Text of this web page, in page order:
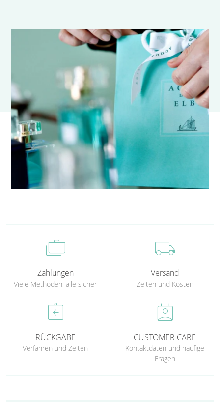
cases
Zahlungen
Viele Methoden, alle sicher
local_shipping
Versand
Zeiten und Kosten
assignment_return
RÜCKGABE
Verfahren und Zeiten
perm_contact_calendar
CUSTOMER CARE
Kontaktdaten und häufige
Fragen